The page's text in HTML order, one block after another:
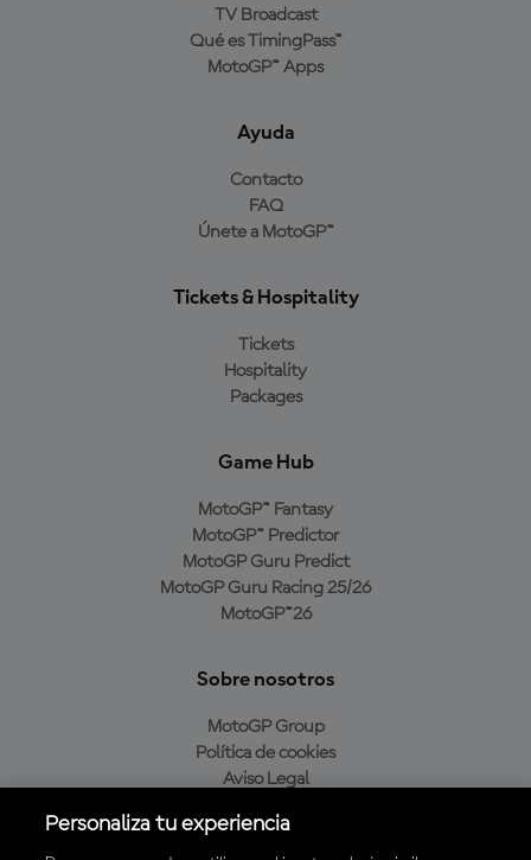
TV Broadcast
Qué es TimingPass™
MotoGP™ Apps
Ayuda
Contacto
FAQ
Únete a MotoGP™
Tickets & Hospitality
Tickets
Hospitality
Packages
Game Hub
MotoGP™ Fantasy
MotoGP™ Predictor
MotoGP Guru Predict
MotoGP Guru Racing 25/26
MotoGP™26
Sobre nosotros
MotoGP Group
Política de cookies
Aviso Legal
Política de compra
Personaliza tu experiencia